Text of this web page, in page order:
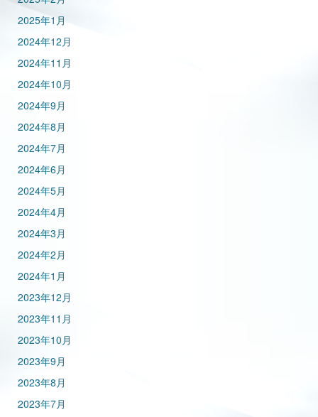
2025年1月
2024年12月
2024年11月
2024年10月
2024年9月
2024年8月
2024年7月
2024年6月
2024年5月
2024年4月
2024年3月
2024年2月
2024年1月
2023年12月
2023年11月
2023年10月
2023年9月
2023年8月
2023年7月